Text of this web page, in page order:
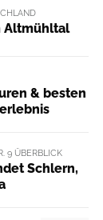
Altmühltal
& besten
9 ÜBERBLICK
Schlern,